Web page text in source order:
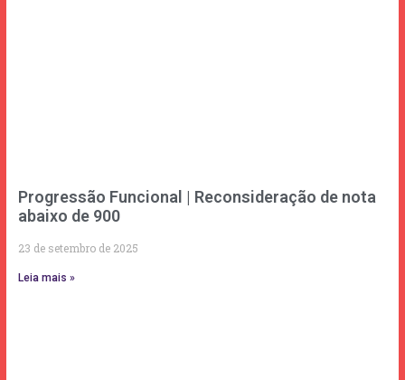
Progressão Funcional | Reconsideração de nota
abaixo de 900
23 de setembro de 2025
Leia mais »